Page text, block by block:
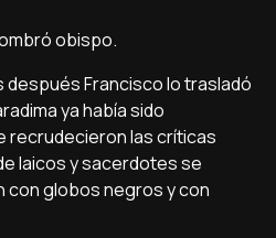
obispo.
después Francisco lo trasladó
ya había sido
recrudecieron las críticas
laicos y sacerdotes se
con globos negros y con